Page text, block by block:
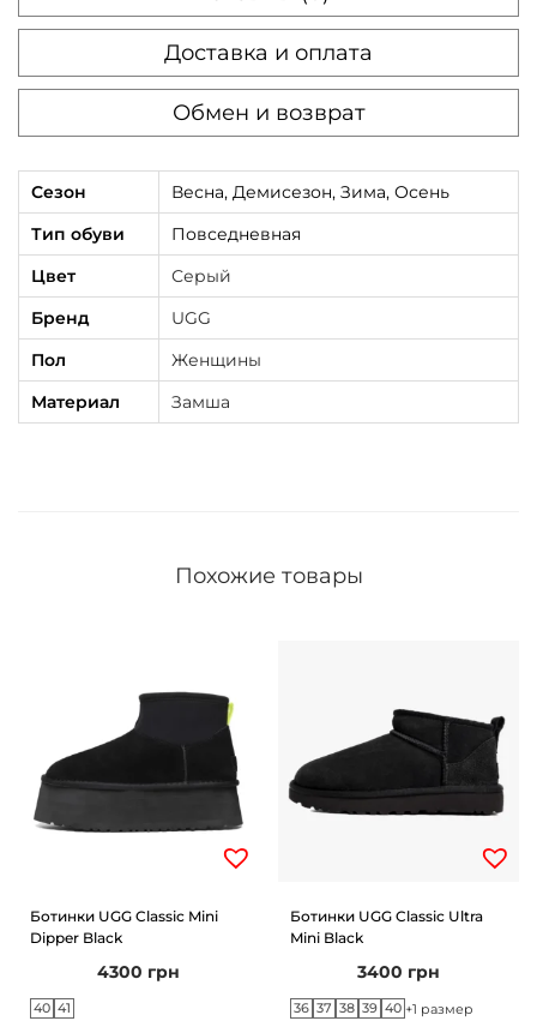
s
c
t
a
M
i
P
o
t
S
l
Доставка и оплата
Обмен и возврат
Сезон
Весна, Демисезон, Зима, Осень
Тип обуви
Повседневная
Цвет
Серый
Бренд
UGG
Пол
Женщины
Материал
Замша
Похожие товары
Ботинки UGG Classic Mini
Dipper Black
4300 грн
40 41
Ботинки UGG Classic Ultra
Mini Black
3400 грн
36 37 38 39 40 +1 размер